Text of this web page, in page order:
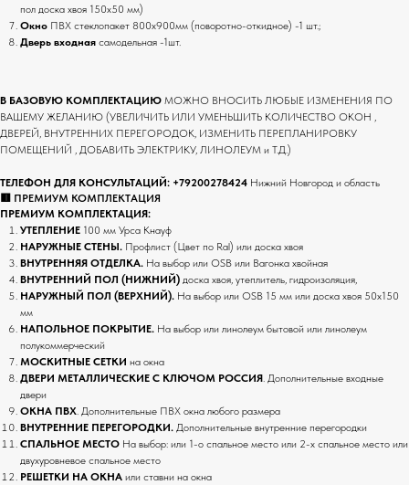
пол доска хвоя 150х50 мм)
Окно ПВХ стеклопакет 800х900мм (поворотно-откидное) -1 шт.;
Дверь входная самодельная -1шт.
В БАЗОВУЮ КОМПЛЕКТАЦИЮ МОЖНО ВНОСИТЬ ЛЮБЫЕ ИЗМЕНЕНИЯ ПО
ВАШЕМУ ЖЕЛАНИЮ (УВЕЛИЧИТЬ ИЛИ УМЕНЬШИТЬ КОЛИЧЕСТВО ОКОН ,
ДВЕРЕЙ, ВНУТРЕННИХ ПЕРЕГОРОДОК, ИЗМЕНИТЬ ПЕРЕПЛАНИРОВКУ
ПОМЕЩЕНИЙ , ДОБАВИТЬ ЭЛЕКТРИКУ, ЛИНОЛЕУМ и Т.Д.)
ТЕЛЕФОН ДЛЯ КОНСУЛЬТАЦИЙ: +79200278424 Нижний Новгород и область
🟥 ПРЕМИУМ КОМПЛЕКТАЦИЯ
ПРЕМИУМ КОМПЛЕКТАЦИЯ:
УТЕПЛЕНИЕ 100 мм Урса Кнауф
НАРУЖНЫЕ СТЕНЫ. Профлист (Цвет по Ral) или доска хвоя
ВНУТРЕННЯЯ ОТДЕЛКА. На выбор или OSB или Вагонка хвойная
ВНУТРЕННИЙ ПОЛ (НИЖНИЙ) доска хвоя, утеплитель, гидроизоляция,
НАРУЖНЫЙ ПОЛ (ВЕРХНИЙ). На выбор или OSB 15 мм или доска хвоя 50х150
мм
НАПОЛЬНОЕ ПОКРЫТИЕ. На выбор или линолеум бытовой или линолеум
полукоммерческий
МОСКИТНЫЕ СЕТКИ на окна
ДВЕРИ МЕТАЛЛИЧЕСКИЕ С КЛЮЧОМ РОССИЯ . Дополнительные входные
двери
ОКНА ПВХ . Дополнительные ПВХ окна любого размера
ВНУТРЕННИЕ ПЕРЕГОРОДКИ. Дополнительные внутренние перегородки
СПАЛЬНОЕ МЕСТО На выбор: или 1-о спальное место или 2-х спальное место или
двухуровневое спальное место
РЕШЕТКИ НА ОКНА или ставни на окна